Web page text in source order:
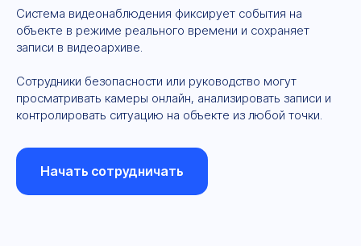
Система видеонаблюдения фиксирует события на
объекте в режиме реального времени и сохраняет
записи в видеоархиве.
Сотрудники безопасности или руководство могут
просматривать камеры онлайн, анализировать записи и
контролировать ситуацию на объекте из любой точки.
Начать сотрудничать